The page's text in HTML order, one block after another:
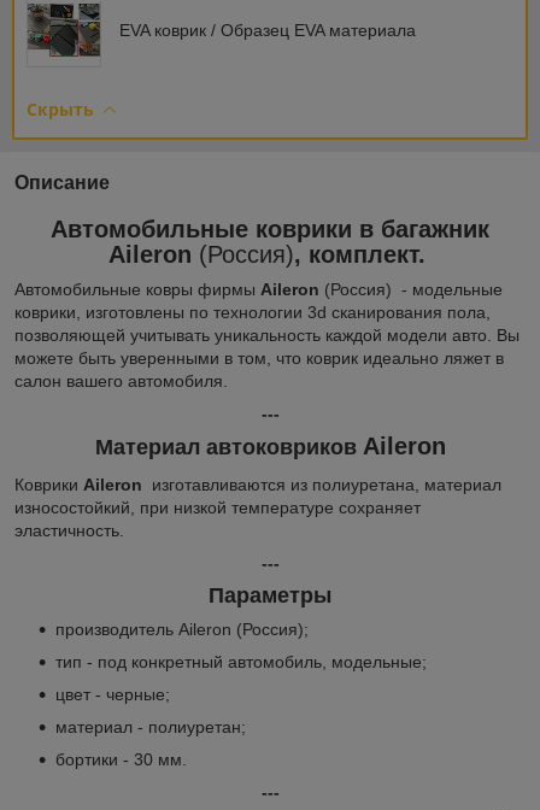
EVA коврик / Образец EVA материала
Скрыть
Описание
Автомобильные коврики в багажник
Aileron (Россия), комплект.
Автомобильные ковры фирмы Aileron (Россия) - модельные
коврики, изготовлены по технологии 3d сканирования пола,
позволяющей учитывать уникальность каждой модели авто. Вы
можете быть уверенными в том, что коврик идеально ляжет в
салон вашего автомобиля.
---
Материал автоковриков Aileron
Коврики Aileron изготавливаются из полиуретана, материал
износостойкий, при низкой температуре сохраняет
эластичность.
---
Параметры
производитель Aileron (Россия);
тип - под конкретный автомобиль, модельные;
цвет - черные;
материал - полиуретан;
бортики - 30 мм.
---